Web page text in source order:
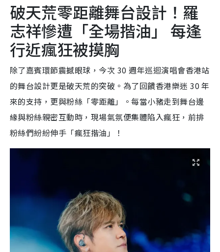
破天荒零距離舞台設計！羅
志祥慘遭「全場揩油」 每逢
行近瘋狂被摸胸
除了嘉賓環節震撼眼球，今次 30 週年巡迴演唱會香港站
的舞台設計更是破天荒的突破。為了回饋香港樂迷 30 年
來的支持，更與粉絲「零距離」。每當小豬走到舞台邊
緣與粉絲親密互動時，現場氣氛便集體陷入瘋狂，前排
粉絲們紛紛伸手「瘋狂揩油」！